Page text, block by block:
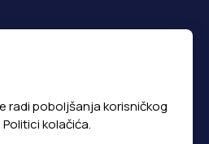
radi poboljšanja korisničkog
kolačića.